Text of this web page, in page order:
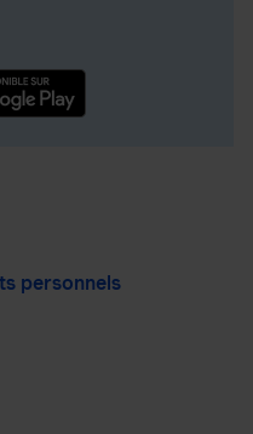
personnels